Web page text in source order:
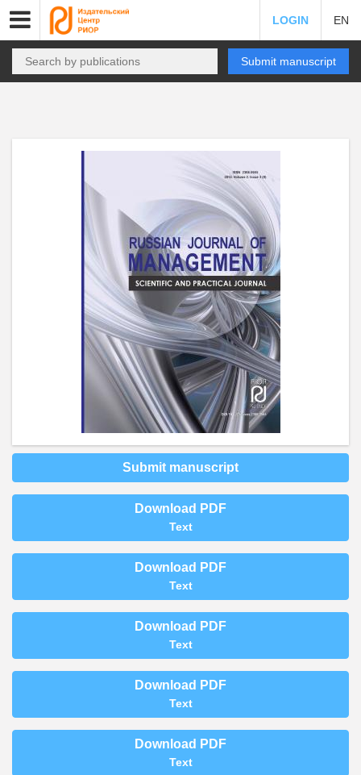
LOGIN EN
Submit manuscript
Submit manuscript
Download PDF
Text
Download PDF
Text
Download PDF
Text
Download PDF
Text
Download PDF
Text